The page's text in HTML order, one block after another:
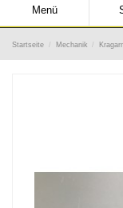
Menü
Startseite Mechanik